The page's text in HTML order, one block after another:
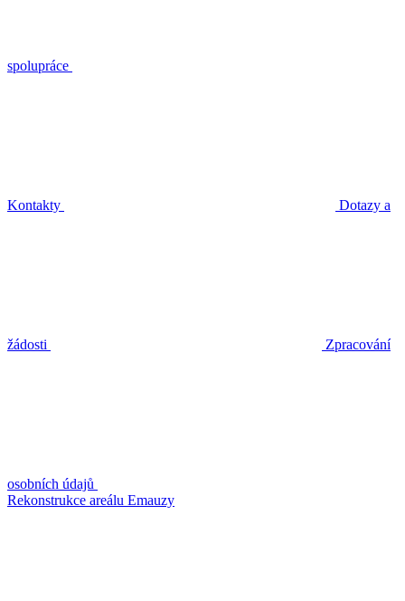
spolupráce
Kontakty Dotazy a
žádosti Zpracování
osobních údajů
Rekonstrukce areálu Emauzy